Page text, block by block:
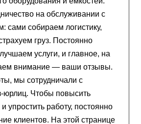
на обслуживании с
сами собираем логистику,
груз. Постоянно
услуги, и главное, на
внимание — ваши отзывы.
мы сотрудничали с
юрлиц. Чтобы повысить
и упростить работу, постоянно
клиентов. На этой странице